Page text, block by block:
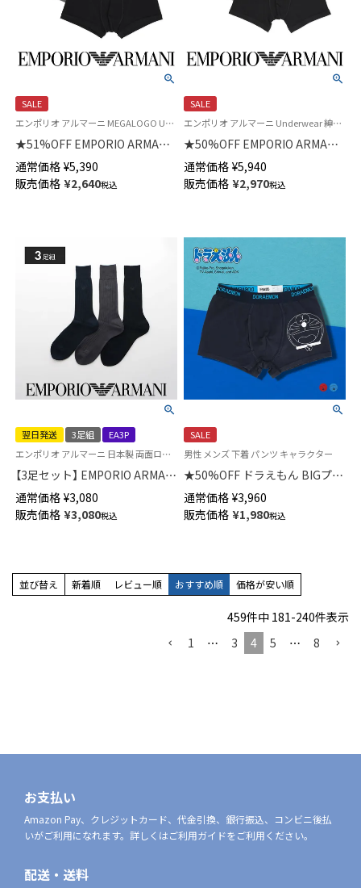
SALE
エンポリオ アルマーニ MEGALOGO Underwear 公式オンラインショップ 紳士 下着 ブランド アンダーウェア
★51%OFF EMPORIO ARMANI
メガロゴ ボクサーパンツ 前閉
じ EUサイズ メンズ 54095169
通常価格 ¥5,390
販売価格 ¥2,640税込
SALE
エンポリオ アルマーニ Underwear 紳士 ブランド 下着 アンダーウェア
★50%OFF EMPORIO ARMANI
メガロゴ ボクサーブリーフ 前
閉じ EUサイズ メンズ
54095168
通常価格 ¥5,940
販売価格 ¥2,970税込
翌日発送 3足組
EA3P
エンポリオ アルマーニ 日本製 両面ロゴ刺繍 オールシーズン用 男性 靴下
【3足セット】 EMPORIO ARMANI
Dress ビジネスソックス リブ 綿
混 クルー丈 メンズ 【365日最短
翌日発送】92312721
通常価格 ¥3,080
販売価格 ¥3,080税込
SALE
男性 メンズ 下着 パンツ キャラクター
★50%OFF ドラえもん BIGプリ
ント 前開き ボクサー パンツ メ
ンズ アンダーウェア 53604004
通常価格 ¥3,960
販売価格 ¥1,980税込
並び替え 新着順 レビュー順 おすすめ順 価格が安い順
459件中 181-240件表示
1
… 3 4 5 … 8
お支払い
Amazon Pay、クレジットカード、代金引換、銀行振込、コンビニ後払
いがご利用になれます。詳しくはご利用ガイドをご利用ください。
配送・送料